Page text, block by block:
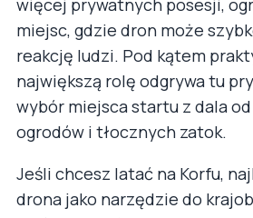
więcej prywatnych posesji,
miejsc, gdzie dron może
reakcję ludzi. Pod kątem
największą rolę odgrywa tu
wybór miejsca startu z dala
ogrodów i tłocznych zatok.
Jeśli chcesz latać na Korfu,
drona jako narzędzie do